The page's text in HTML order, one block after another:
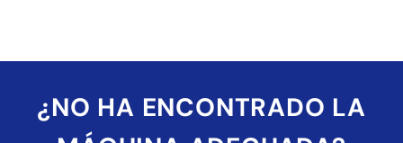
¿NO HA ENCONTRADO LA